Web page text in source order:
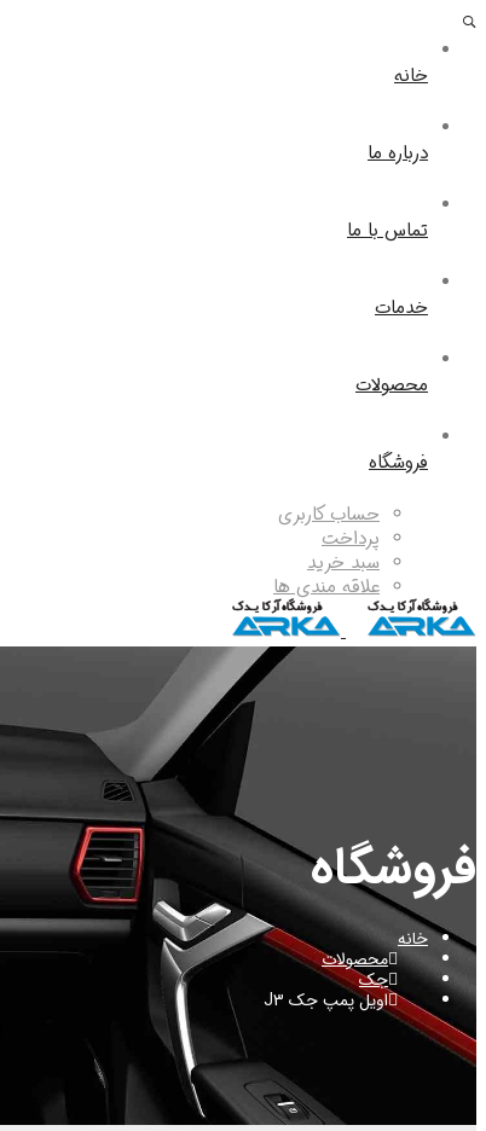
خانه
درباره ما
تماس با ما
خدمات
محصولات
فروشگاه
حساب کاربری
پرداخت
سبد خرید
علاقه مندی ها
فروشگاه
خانه
محصولات
جک
اویل پمپ جک J3